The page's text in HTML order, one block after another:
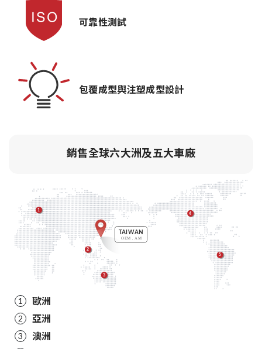
可靠性測試
包覆成型與注塑成型設計
銷售全球六大洲及五大車廠
1 歐洲
2 亞洲
3 澳洲